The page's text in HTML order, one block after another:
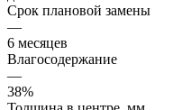
Срок плановой замены
—
6 месяцев
Влагосодержание
—
38%